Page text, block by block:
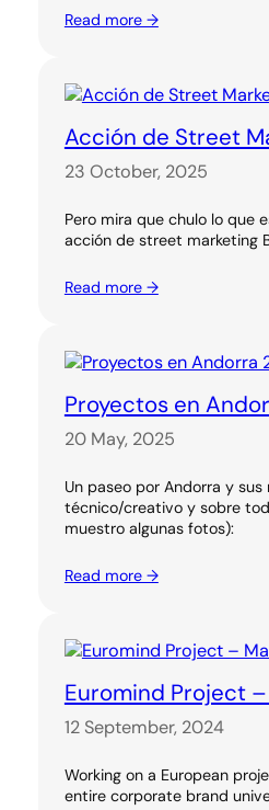
Read more →
Acción de Street
23 October, 2025
Pero mira que chulo lo que
acción de street marketing
Read more →
Proyectos en
20 May, 2025
Un paseo por Andorra y
técnico/creativo y sobre
muestro algunas fotos):
Read more →
Euromind Project
12 September, 2024
Working on a European
entire corporate brand